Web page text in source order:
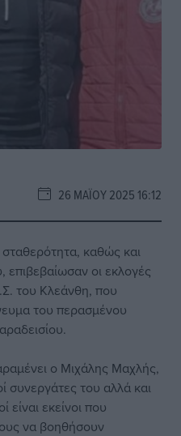
26 ΜΑΪ́ΟΥ 2025 16:12
καθώς και
οι εκλογές
του Κλεάνθη, που
του περασμένου
ο Μιχάλης Μαχλής,
συνεργάτες του αλλά και
εκείνοι που
να βοηθήσουν